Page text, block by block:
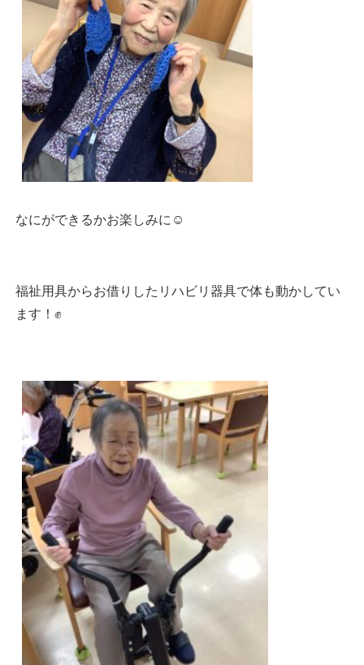
なにができるかお楽しみに☺
福祉用具からお借りしたリハビリ器具で体も動かしてい
ます！✊